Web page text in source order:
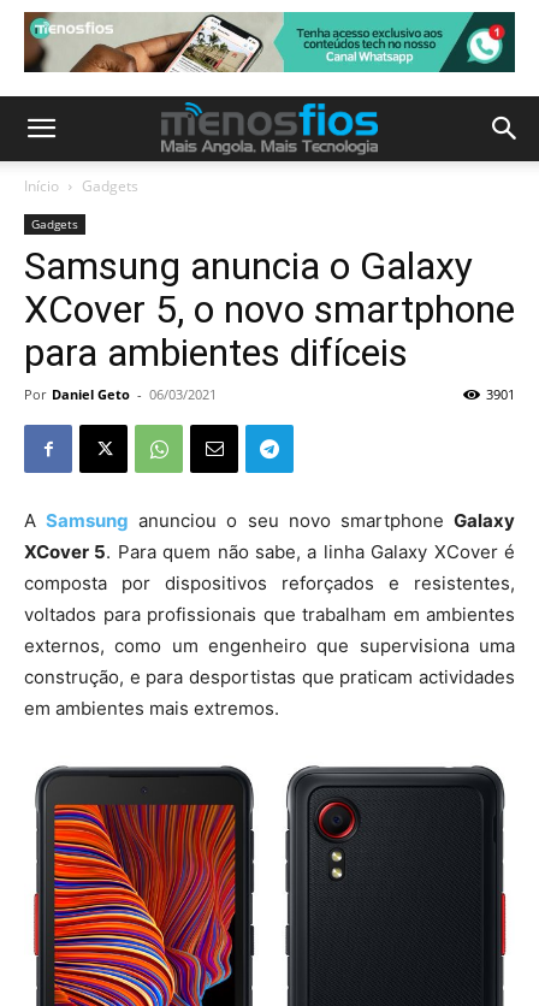
Início Gadgets
Gadgets
Samsung anuncia o Galaxy
XCover 5, o novo smartphone
para ambientes difíceis
Por Daniel Geto - 06/03/2021 3901
ASamsung anunciou o seu novo smartphoneGalaxy
XCover 5. Para quem não sabe, a linha Galaxy XCover é
composta por dispositivos reforçados e resistentes,
voltados para profissionais que trabalham em ambientes
externos, como um engenheiro que supervisiona uma
construção, e para desportistas que praticam actividades
em ambientes mais extremos.